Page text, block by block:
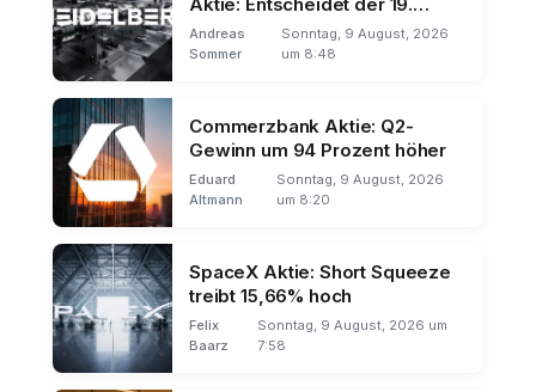
August über den Trend?
Andreas
Sommer
Sonntag, 9 August, 2026
um 8:48
Commerzbank Aktie: Q2-
Gewinn um 94 Prozent höher
Eduard
Altmann
Sonntag, 9 August, 2026
um 8:20
SpaceX Aktie: Short Squeeze
treibt 15,66% hoch
Felix
Baarz
Sonntag, 9 August, 2026 um
7:58